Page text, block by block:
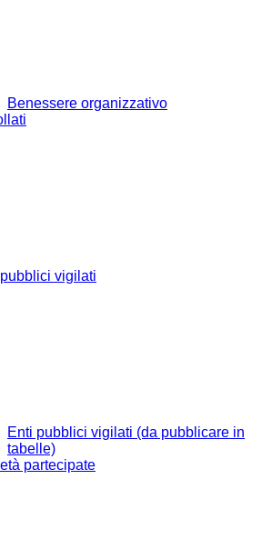
Benessere organizzativo
vigilati
Enti pubblici vigilati (da pubblicare in
tabelle)
partecipate